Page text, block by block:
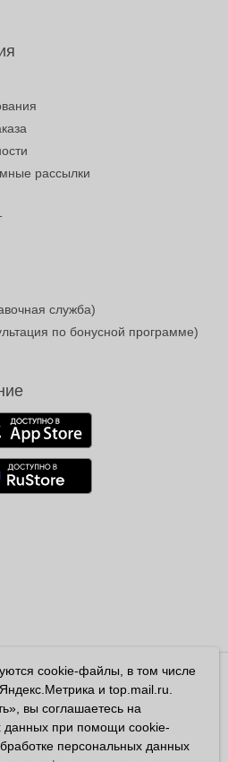
рассылки
служба)
по бонусной программе)
ОГРН 1032700302194
на данном сайте имеет
должна восприниматься
cookie-файлы, в том числе
и top.mail.ru.
вы соглашаетесь на
данных при помощи cookie-
персональных данных